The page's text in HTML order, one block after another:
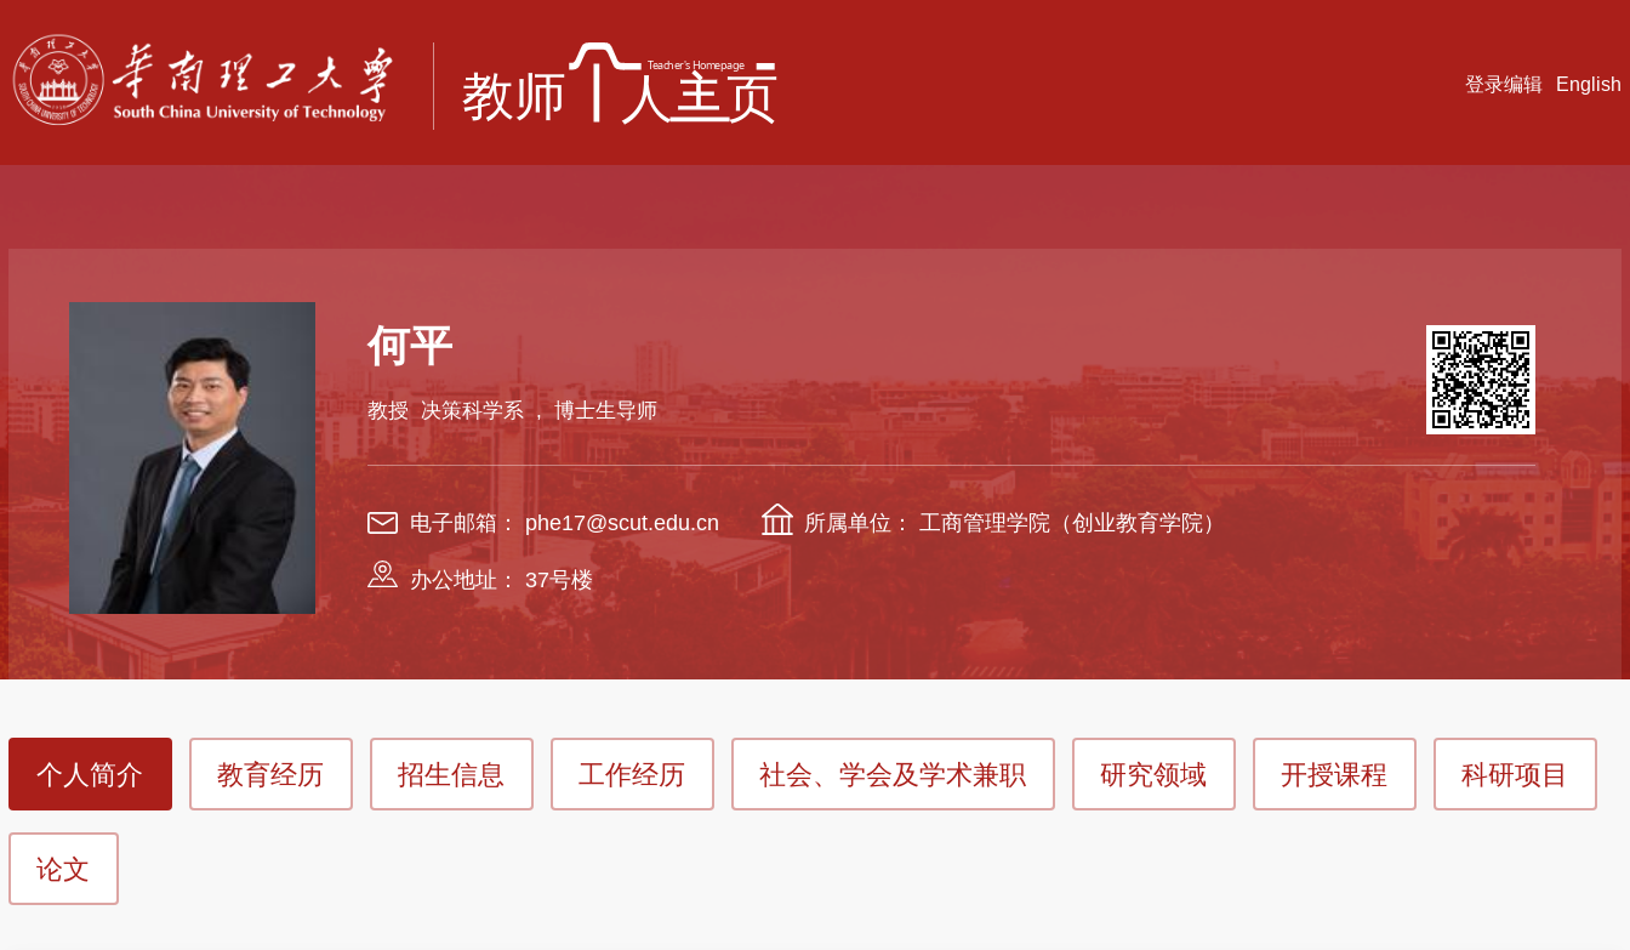
English
登录编辑
何平
教授 决策科学系 , 博士生导师
电子邮箱： phe17@scut.edu.cn 所属单位： 工商管理学院（创业教育学院）
办公地址： 37号楼
个人简介 教育经历 招生信息 工作经历 社会、学会及学术兼职 研究领域 开授课程 科研项目
论文